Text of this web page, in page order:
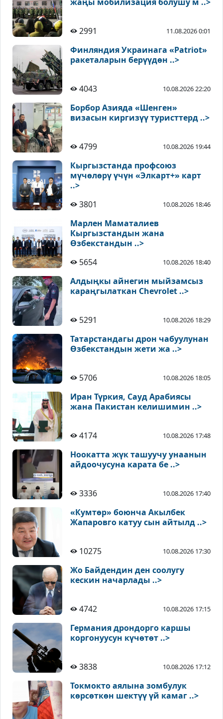
2991 11.08.2026 0:01
Финляндия Украинага «Patriot»
ракеталарын берүүдөн ..>
4043 10.08.2026 22:20
Борбор Азияда «Шенген»
визасын киргизүү туристтерд ..>
4799 10.08.2026 19:44
Кыргызстанда профсоюз
мүчөлөрү үчүн «Элкарт+» карт
..>
3801
10.08.2026 18:46
Марлен Маматалиев
Кыргызстандын жана
Өзбекстандын ..>
5654
10.08.2026 18:40
Алдыңкы айнегин мыйзамсыз
караңгылаткан Chevrolet ..>
5291 10.08.2026 18:29
Татарстандагы дрон чабуулунан
Өзбекстандын жети жа ..>
5706 10.08.2026 18:05
Иран Түркия, Сауд Арабиясы
жана Пакистан келишимин ..>
4174 10.08.2026 17:48
Ноокатта жүк ташуучу унаанын
айдоочусуна карата бе ..>
3336 10.08.2026 17:40
«Кумтөр» боюнча Акылбек
Жапаровго катуу сын айтылд ..>
10275 10.08.2026 17:30
Жо Байдендин ден соолугу
кескин начарлады ..>
4742 10.08.2026 17:15
Германия дрондорго каршы
коргонуусун күчөтөт ..>
3838 10.08.2026 17:12
Токмокто аялына зомбулук
көрсөткөн шектүү үй камаг ..>